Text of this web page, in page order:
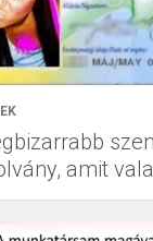
amit